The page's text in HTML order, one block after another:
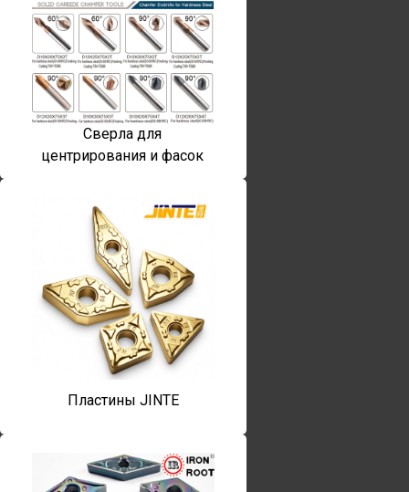
Сверла для
центрирования и фасок
Пластины JINTE